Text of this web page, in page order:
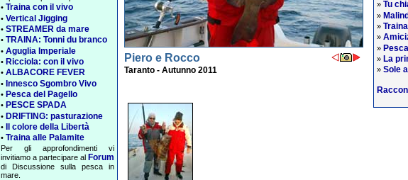
• Traina con il vivo
• Vertical Jigging
• STREAMER da mare
• TRAINA: Tonni du branco
• Aguglia Imperiale
• Ricciola: con il vivo
• ALBACORE FEVER
• Innesco Sgombro Vivo
• Pesca del Pagello
• PESCE SPADA
• DRIFTING: pasturazione
• Il colore della Libertà
• Traina alle Palamite
Per gli approfondimenti vi
invitiamo a partecipare al Forum
di Discussione sulla pesca in
mare.
Piero e Rocco
Taranto - Autunno 2011
» Tu
»
»
»
»
» La
» Sole